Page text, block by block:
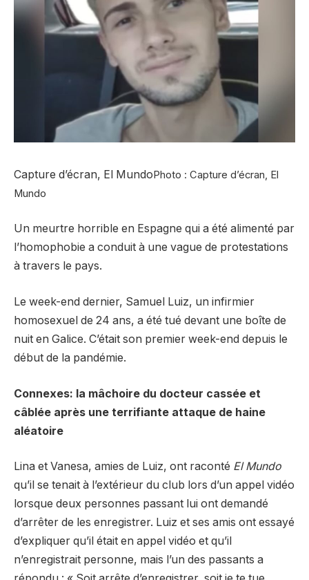
Capture d’écran, El MundoPhoto : Capture d’écran, El
Mundo
Un meurtre horrible en Espagne qui a été alimenté par
l’homophobie a conduit à une vague de protestations
à travers le pays.
Le week-end dernier, Samuel Luiz, un infirmier
homosexuel de 24 ans, a été tué devant une boîte de
nuit en Galice. C’était son premier week-end depuis le
début de la pandémie.
Connexes: la mâchoire du docteur cassée et
câblée après une terrifiante attaque de haine
aléatoire
Lina et Vanesa, amies de Luiz, ont raconté El Mundo
qu’il se tenait à l’extérieur du club lors d’un appel vidéo
lorsque deux personnes passant lui ont demandé
d’arrêter de les enregistrer. Luiz et ses amis ont essayé
d’expliquer qu’il était en appel vidéo et qu’il
n’enregistrait personne, mais l’un des passants a